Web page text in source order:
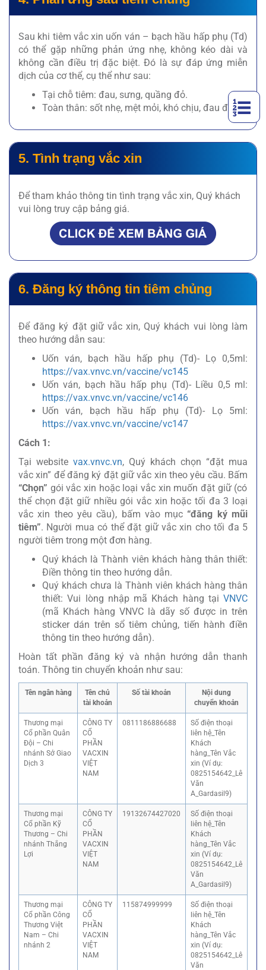
Sau khi tiêm vắc xin uốn ván – bạch hầu hấp phụ (Td)
có thể gặp những phản ứng nhẹ, không kéo dài và
không cần điều trị đặc biệt. Đó là sự đáp ứng miễn
dịch của cơ thể, cụ thể như sau:
Tại chỗ tiêm: đau, sưng, quầng đỏ.
Toàn thân: sốt nhẹ, mệt mỏi, khó chịu, đau đầu.
5. Tình trạng vắc xin
Để tham khảo thông tin tình trạng vắc xin, Quý khách
vui lòng truy cập bảng giá.
6. Đăng ký thông tin tiêm chủng
Để đăng ký đặt giữ vắc xin, Quý khách vui lòng làm
theo hướng dẫn sau:
Uốn ván, bạch hầu hấp phụ (Td)- Lọ 0,5ml:
https://vax.vnvc.vn/vaccine/vc145
Uốn ván, bạch hầu hấp phụ (Td)- Liều 0,5 ml:
https://vax.vnvc.vn/vaccine/vc146
Uốn ván, bạch hầu hấp phụ (Td)- Lọ 5ml:
https://vax.vnvc.vn/vaccine/vc147
Cách 1:
Tại website vax.vnvc.vn, Quý khách chọn “đặt mua
vắc xin” để đăng ký đặt giữ vắc xin theo yêu cầu. Bấm
“Chọn” gói vắc xin hoặc loại vắc xin muốn đặt giữ (có
thể chọn đặt giữ nhiều gói vắc xin hoặc tối đa 3 loại
vắc xin theo yêu cầu), bấm vào mục “đăng ký mũi
tiêm”. Người mua có thể đặt giữ vắc xin cho tối đa 5
người tiêm trong một đơn hàng.
Quý khách là Thành viên khách hàng thân thiết:
Điền thông tin theo hướng dẫn.
Quý khách chưa là Thành viên khách hàng thân
thiết: Vui lòng nhập mã Khách hàng tại VNVC
(mã Khách hàng VNVC là dãy số được in trên
sticker dán trên sổ tiêm chủng, tiến hành điền
thông tin theo hướng dẫn).
Hoàn tất phần đăng ký và nhận hướng dẫn thanh
toán. Thông tin chuyển khoản như sau:
Tên ngân hàng
Tên chủ
tài khoản
Số tài khoản
Nội dung
chuyển khoản
Thương mại
Cổ phần Quân
Đội – Chi
nhánh Sở Giao
Dịch 3
CÔNG TY
CỔ
PHẦN
VACXIN
VIỆT
NAM
0811186886688
Số điện thoại
liên hệ_Tên
Khách
hàng_Tên Vắc
xin (Ví dụ:
0825154642_Lê
Văn
A_Gardasil9)
Thương mại
Cổ phần Kỹ
Thương – Chi
nhánh Thắng
Lợi
CÔNG TY
CỔ
PHẦN
VACXIN
VIỆT
NAM
19132674427020
Số điện thoại
liên hệ_Tên
Khách
hàng_Tên Vắc
xin (Ví dụ:
0825154642_Lê
Văn
A_Gardasil9)
Thương mại
Cổ phần Công
Thương Việt
Nam – Chi
nhánh 2
CÔNG TY
CỔ
PHẦN
VACXIN
VIỆT
NAM
115874999999
Số điện thoại
liên hệ_Tên
Khách
hàng_Tên Vắc
xin (Ví dụ:
0825154642_Lê
Văn